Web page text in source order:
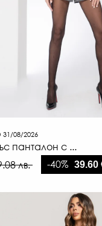
08/2026
панталон с ...
лв.
-40% 39.60